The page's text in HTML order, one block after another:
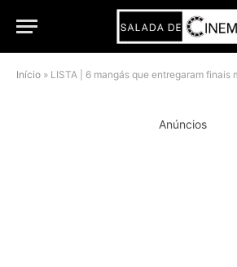
Início » LISTA | 6 mangás que entregaram finais mais
Anúncios